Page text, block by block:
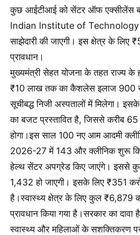
कुछ आईटीआई को सेंटर ऑफ एक्सीलेंस
Indian Institute of
साझेदारी की जाएगी। इस क्षेत्र के लिए
प्रावधान।
मुख्यमंत्री सेहत योजना के तहत राज्य के
₹10 लाख तक का कैशलेस इलाज 900
सूचीबद्ध निजी अस्पतालों में मिलेगा।
का बजट प्रस्तावित है, जिससे करीब 65
होगा।इस साल 100 नए आम आदमी
2026-27 में 143 और क्लीनिक शुरू
हेल्थ सेंटर अपग्रेड किए जाएंगे। इससे
1,432 हो जाएगी। इसके लिए ₹351
है।स्वास्थ्य क्षेत्र के लिए कुल ₹6,879
प्रावधान किया गया है।सरकार का दावा
स्वास्थ्य और महिलाओं के सशक्तिकरण पर